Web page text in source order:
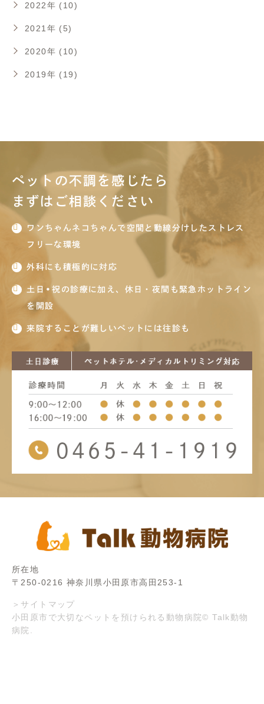
2022年 (10)
2021年 (5)
2020年 (10)
2019年 (19)
ペットの不調を感じたら
まずはご相談ください
ワンちゃんネコちゃんで空間と動線分けしたストレス
フリーな環境
外科にも積極的に対応
土日•祝の診療に加え、休日・夜間も緊急ホットライン
を開設
来院することが難しいペットには往診も
所在地
〒250-0216 神奈川県小田原市高田253-1
＞サイトマップ
小田原市で大切なペットを預けられる動物病院© Talk動物
病院.